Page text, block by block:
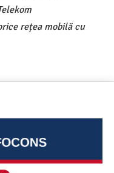
rețea mobilă cu